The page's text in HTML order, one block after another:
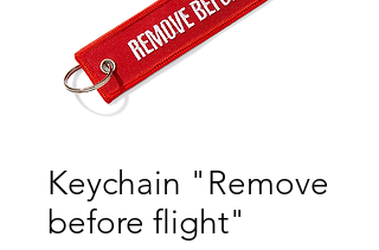
Keychain "Remove
before flight"